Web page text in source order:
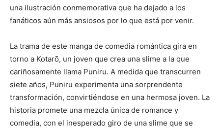
una ilustración conmemorativa que ha dejado a los
fanáticos aún más ansiosos por lo que está por venir.
La trama de este manga de comedia romántica gira en
torno a Kotarō, un joven que crea una slime a la que
cariñosamente llama Puniru. A medida que transcurren
siete años, Puniru experimenta una sorprendente
transformación, convirtiéndose en una hermosa joven. La
historia promete una mezcla única de romance y
comedia, con el inesperado giro de una slime que se